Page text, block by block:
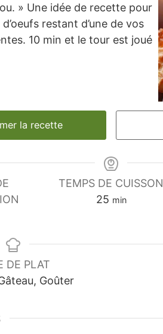
» Une idée de recette pour
restant d’une de vos
10 min et le tour est joué
la recette
TEMPS DE CUISSON
25minutes
min
DE PLAT
Goûter